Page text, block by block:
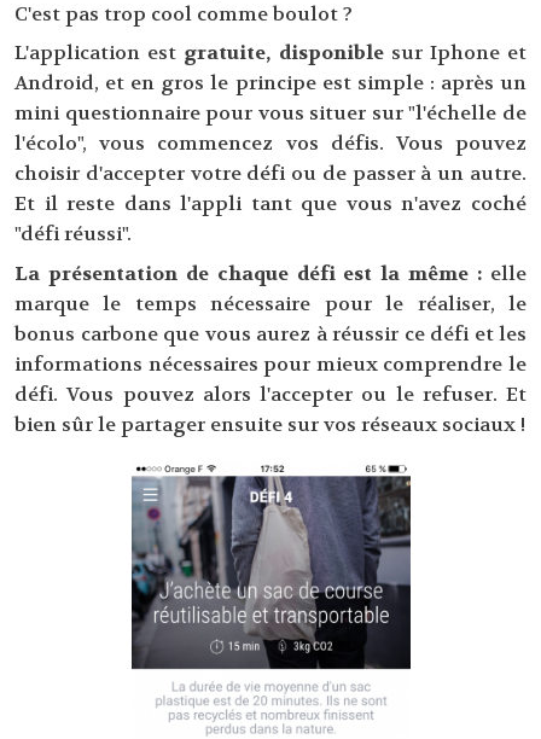
C'est pas trop cool comme boulot ?
L'application est gratuite, disponible sur Iphone et
Android, et en gros le principe est simple : après un
mini questionnaire pour vous situer sur "l'échelle de
l'écolo", vous commencez vos défis. Vous pouvez
choisir d'accepter votre défi ou de passer à un autre.
Et il reste dans l'appli tant que vous n'avez coché
"défi réussi".
La présentation de chaque défi est la même : elle
marque le temps nécessaire pour le réaliser, le
bonus carbone que vous aurez à réussir ce défi et les
informations nécessaires pour mieux comprendre le
défi. Vous pouvez alors l'accepter ou le refuser. Et
bien sûr le partager ensuite sur vos réseaux sociaux !